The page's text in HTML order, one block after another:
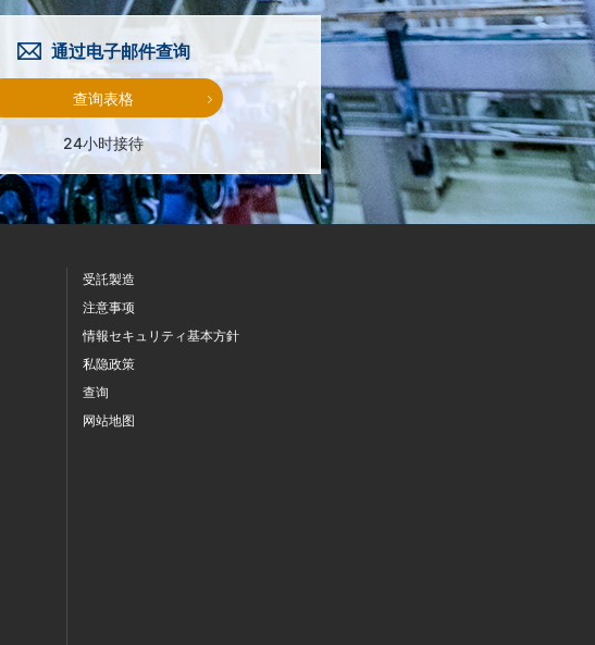
通过电子邮件查询
查询表格
24小时接待
受託製造
注意事项
情報セキュリティ基本方針
私隐政策
查询
网站地图